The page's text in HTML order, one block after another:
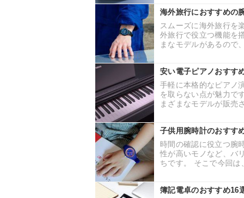
海外旅行におすすめの
スムーズに海外旅行を
外旅行で役立つ機能を
まなモデルがあるので
安い電子ピアノおすす
手軽に本格的なピアノ
を取らない点が魅力で
まざまなモデルが販売
子供用腕時計のおすす
時間の確認に役立つ腕
性が高いモノなど、バ
ちです。 そこで今回は
簿記電卓のおすすめ16